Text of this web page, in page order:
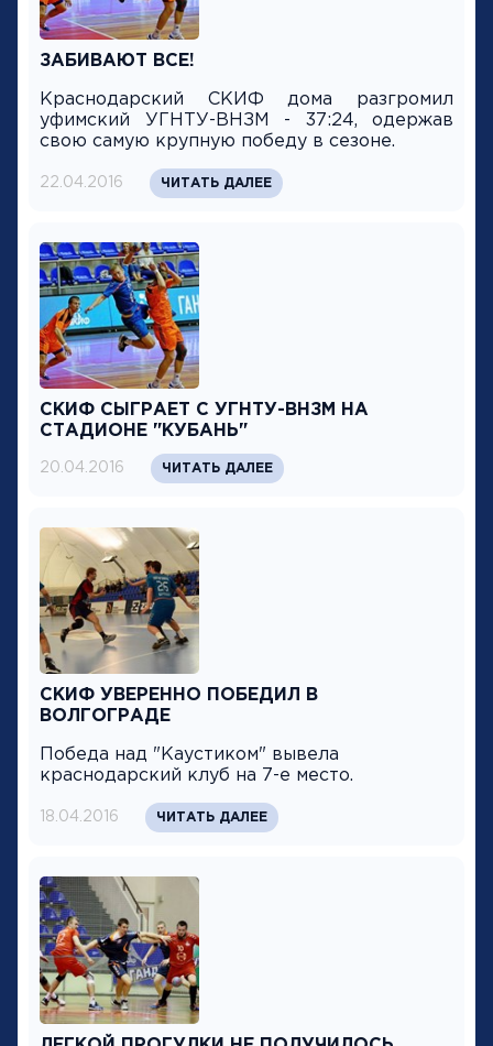
ЗАБИВАЮТ ВСЕ!
Краснодарский СКИФ дома разгромил
уфимский УГНТУ-ВНЗМ - 37:24, одержав
свою самую крупную победу в сезоне.
22.04.2016 ЧИТАТЬ ДАЛЕЕ
СКИФ СЫГРАЕТ С УГНТУ-ВНЗМ НА
СТАДИОНЕ "КУБАНЬ"
20.04.2016 ЧИТАТЬ ДАЛЕЕ
СКИФ УВЕРЕННО ПОБЕДИЛ В
ВОЛГОГРАДЕ
Победа над "Каустиком" вывела
краснодарский клуб на 7-е место.
18.04.2016 ЧИТАТЬ ДАЛЕЕ